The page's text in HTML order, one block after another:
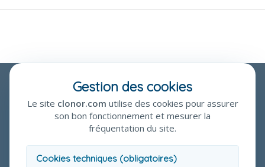
Gestion des cookies
Le site clonor.com utilise des cookies pour assurer
son bon fonctionnement et mesurer la
fréquentation du site.
Cookies techniques (obligatoires)